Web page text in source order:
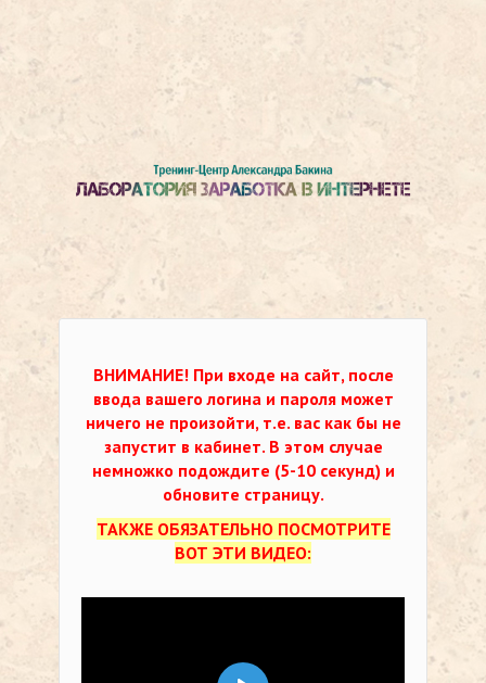
ВНИМАНИЕ! При входе на сайт, после
ввода вашего логина и пароля может
ничего не произойти, т.е. вас как бы не
запустит в кабинет. В этом случае
немножко подождите (5-10 секунд) и
обновите страницу.
ТАКЖЕ ОБЯЗАТЕЛЬНО ПОСМОТРИТЕ
ВОТ ЭТИ ВИДЕО: